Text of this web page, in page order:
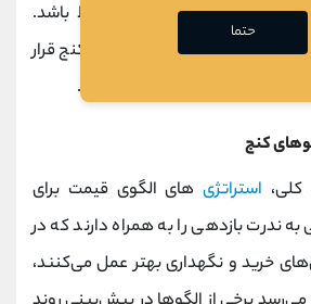
از خط مقاومت در حال سقوط باشد.
شکند، معمولاً در جهت مخالف کنج قرار
معکوس شدن روند قبلی است.
کنج
استراتژی‌های الگوی قیمت برای
ندرت بازدهی را به همراه دارند که در
خرید و نگهداری بهتر عمل می‌کنند،
حتما